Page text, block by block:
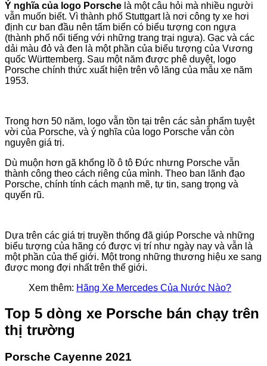
Ý nghĩa của logo Porsche là một câu hỏi mà nhiều người
vẫn muốn biết. Vì thành phố Stuttgart là nơi công ty xe hơi
định cư ban đầu nên tấm biển có biểu tượng con ngựa
(thành phố nổi tiếng với những trang trại ngựa). Gạc và các
dải màu đỏ và đen là một phần của biểu tượng của Vương
quốc Württemberg. Sau một năm được phê duyệt, logo
Porsche chính thức xuất hiện trên vô lăng của mẫu xe năm
1953.
Trong hơn 50 năm, logo vẫn tồn tại trên các sản phẩm tuyệt
vời của Porsche, và ý nghĩa của logo Porsche vẫn còn
nguyên giá trị.
Dù muộn hơn gã khổng lồ ô tô Đức nhưng Porsche vẫn
thành công theo cách riêng của mình. Theo ban lãnh đạo
Porsche, chính tính cách mạnh mẽ, tự tin, sang trọng và
quyến rũ.
Dựa trên các giá trị truyền thống đã giúp Porsche và những
biểu tượng của hãng có được vị trí như ngày nay và vẫn là
một phần của thế giới. Một trong những thương hiệu xe sang
được mong đợi nhất trên thế giới.
Xem thêm: Hãng Xe Mercedes Của Nước Nào?
Top 5 dòng xe Porsche bán chạy trên
thị trường
Porsche Cayenne 2021